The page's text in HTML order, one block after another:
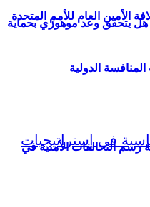
الأمين العام للأمم المتحدة
الدولية
هل يتحقق وعد موهوزي بحماية
رسم التحالفات الأمنية في